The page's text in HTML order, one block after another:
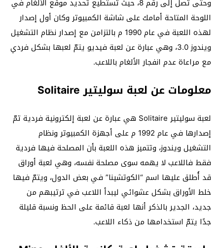
وحتى تصل إلى رقم 8، حيث تستطيع تحديد موقع الألغام في
اللوحة المتاحة أمامك على شاشة الكمبيوتر وكان أول إصدار
لهذه اللعبة في عام 1990 م بالتزامن مع إصدار نظام التشغيل
ويندوز 3.0، وهي عبارة عن لعبة فيديو يتمّ لعبها بشكل فردي
مع مراعاة عدم انفجار الألغام باللاعب.
معلومات عن لعبة سوليتير Solitaire
لعبة سوليتير Solitaire هي عبارة عن لعبة إلكترونية فردية تمّ
إصدارها في عام 1992 م على أجهزة الكمبيوتر ونظام
التشغيل ويندوز، وتتميز هذه اللعبة بأن المصلحة فيها فردية
فقط فاللاعب لا يهمه سوى مصلحة نفسه، وهي لعبة أوراق
قد أُطلق عليها اسم “الكوتشينا” في بعض الدول، ويتمّ فيها
خلط الأوراق بشكل عشوائي ليبدأ اللاعب في ترتيبهم من
جديد، الجدير بالذكر أنها لعبة قائمة على الحظ ونسبة قليلة
جدًا يتمّ استخدامها من ذكاء اللاعب.